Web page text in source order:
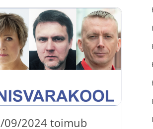
Sula, Evi Hindpere ja Kaido
Koolitus annab: ülevaate
ja selle arengusuundadest;
õigusaktidest;
ja notariaalsetest
kinnisvaramaakleri
teha kinnisvara ostu-
09/2024 toimub